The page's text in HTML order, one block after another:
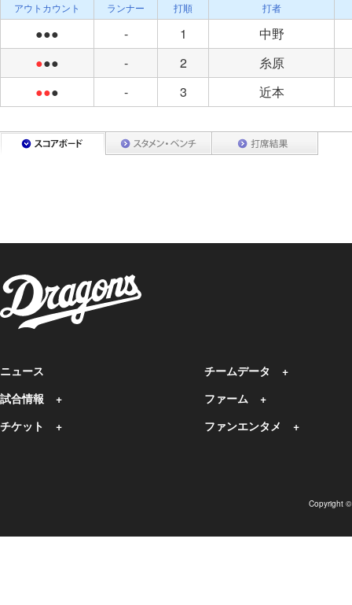
アウトカウント ランナー 打順 打者
●●● - 1
中野
●●● - 2
糸原
●●● - 3 近本
ニュース
試合情報
チケット
チームデータ
ファーム
ファンエンタメ
Copyright